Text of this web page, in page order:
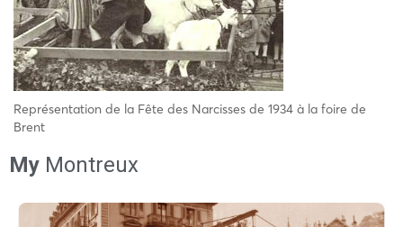
Représentation de la Fête des Narcisses de 1934 à la foire de
Brent
My Montreux